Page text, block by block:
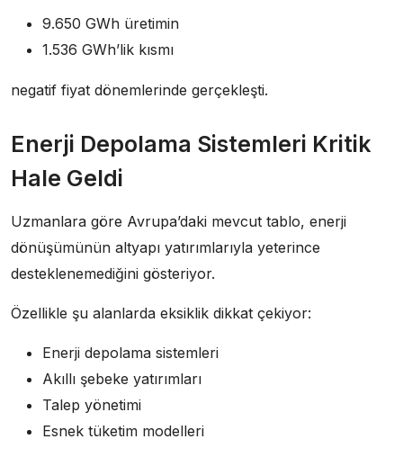
9.650 GWh üretimin
1.536 GWh’lik kısmı
negatif fiyat dönemlerinde gerçekleşti.
Enerji Depolama Sistemleri Kritik
Hale Geldi
Uzmanlara göre Avrupa’daki mevcut tablo, enerji
dönüşümünün altyapı yatırımlarıyla yeterince
desteklenemediğini gösteriyor.
Özellikle şu alanlarda eksiklik dikkat çekiyor:
Enerji depolama sistemleri
Akıllı şebeke yatırımları
Talep yönetimi
Esnek tüketim modelleri